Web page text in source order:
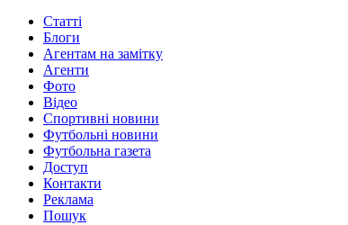
Статті
Блоги
Агентам на замітку
Агенти
Фото
Відео
Спортивні новини
Футбольні новини
Футбольна газета
Доступ
Контакти
Реклама
Пошук